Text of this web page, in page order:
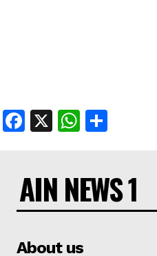
Facebook
X WhatsApp
AIN NEWS 1
About us